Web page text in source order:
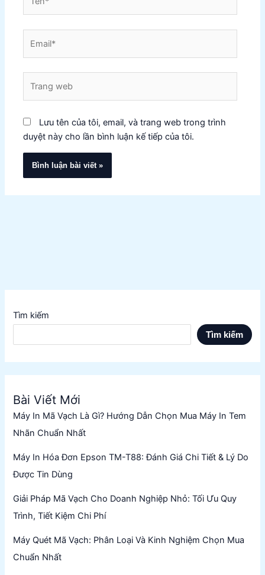
Lưu tên của tôi, email, và trang web trong trình
duyệt này cho lần bình luận kế tiếp của tôi.
Tìm kiếm
Tìm kiếm
Bài Viết Mới
Máy In Mã Vạch Là Gì? Hướng Dẫn Chọn Mua Máy In Tem
Nhãn Chuẩn Nhất
Máy In Hóa Đơn Epson TM-T88: Đánh Giá Chi Tiết & Lý Do
Được Tin Dùng
Giải Pháp Mã Vạch Cho Doanh Nghiệp Nhỏ: Tối Ưu Quy
Trình, Tiết Kiệm Chi Phí
Máy Quét Mã Vạch: Phân Loại Và Kinh Nghiệm Chọn Mua
Chuẩn Nhất